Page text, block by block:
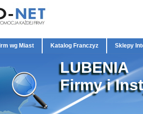
wg Miast Katalog Franczyz Sklepy
LUBENIA
Firmy i